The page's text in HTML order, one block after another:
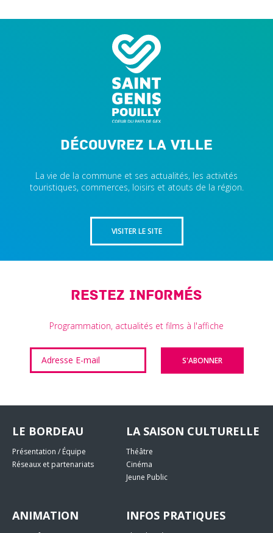
Découvrez la ville
La vie de la commune et ses actualités, les activités
touristiques, commerces, loisirs et atouts de la région.
VISITER LE SITE
Restez informés
Programmation, actualités et films à l'affiche
LE BORDEAU
Présentation / Équipe
Réseaux et partenariats
LA SAISON CULTURELLE
Théâtre
Cinéma
Jeune Public
ANIMATION INFOS PRATIQUES